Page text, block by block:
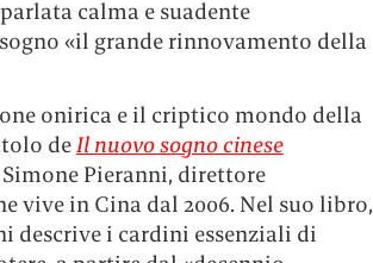
calma e suadente
«il grande rinnovamento della
onirica e il criptico mondo della
deIl nuovo sogno cinese
Pieranni, direttore
vive in Cina dal 2006. Nel suo libro,
descrive i cardini essenziali di